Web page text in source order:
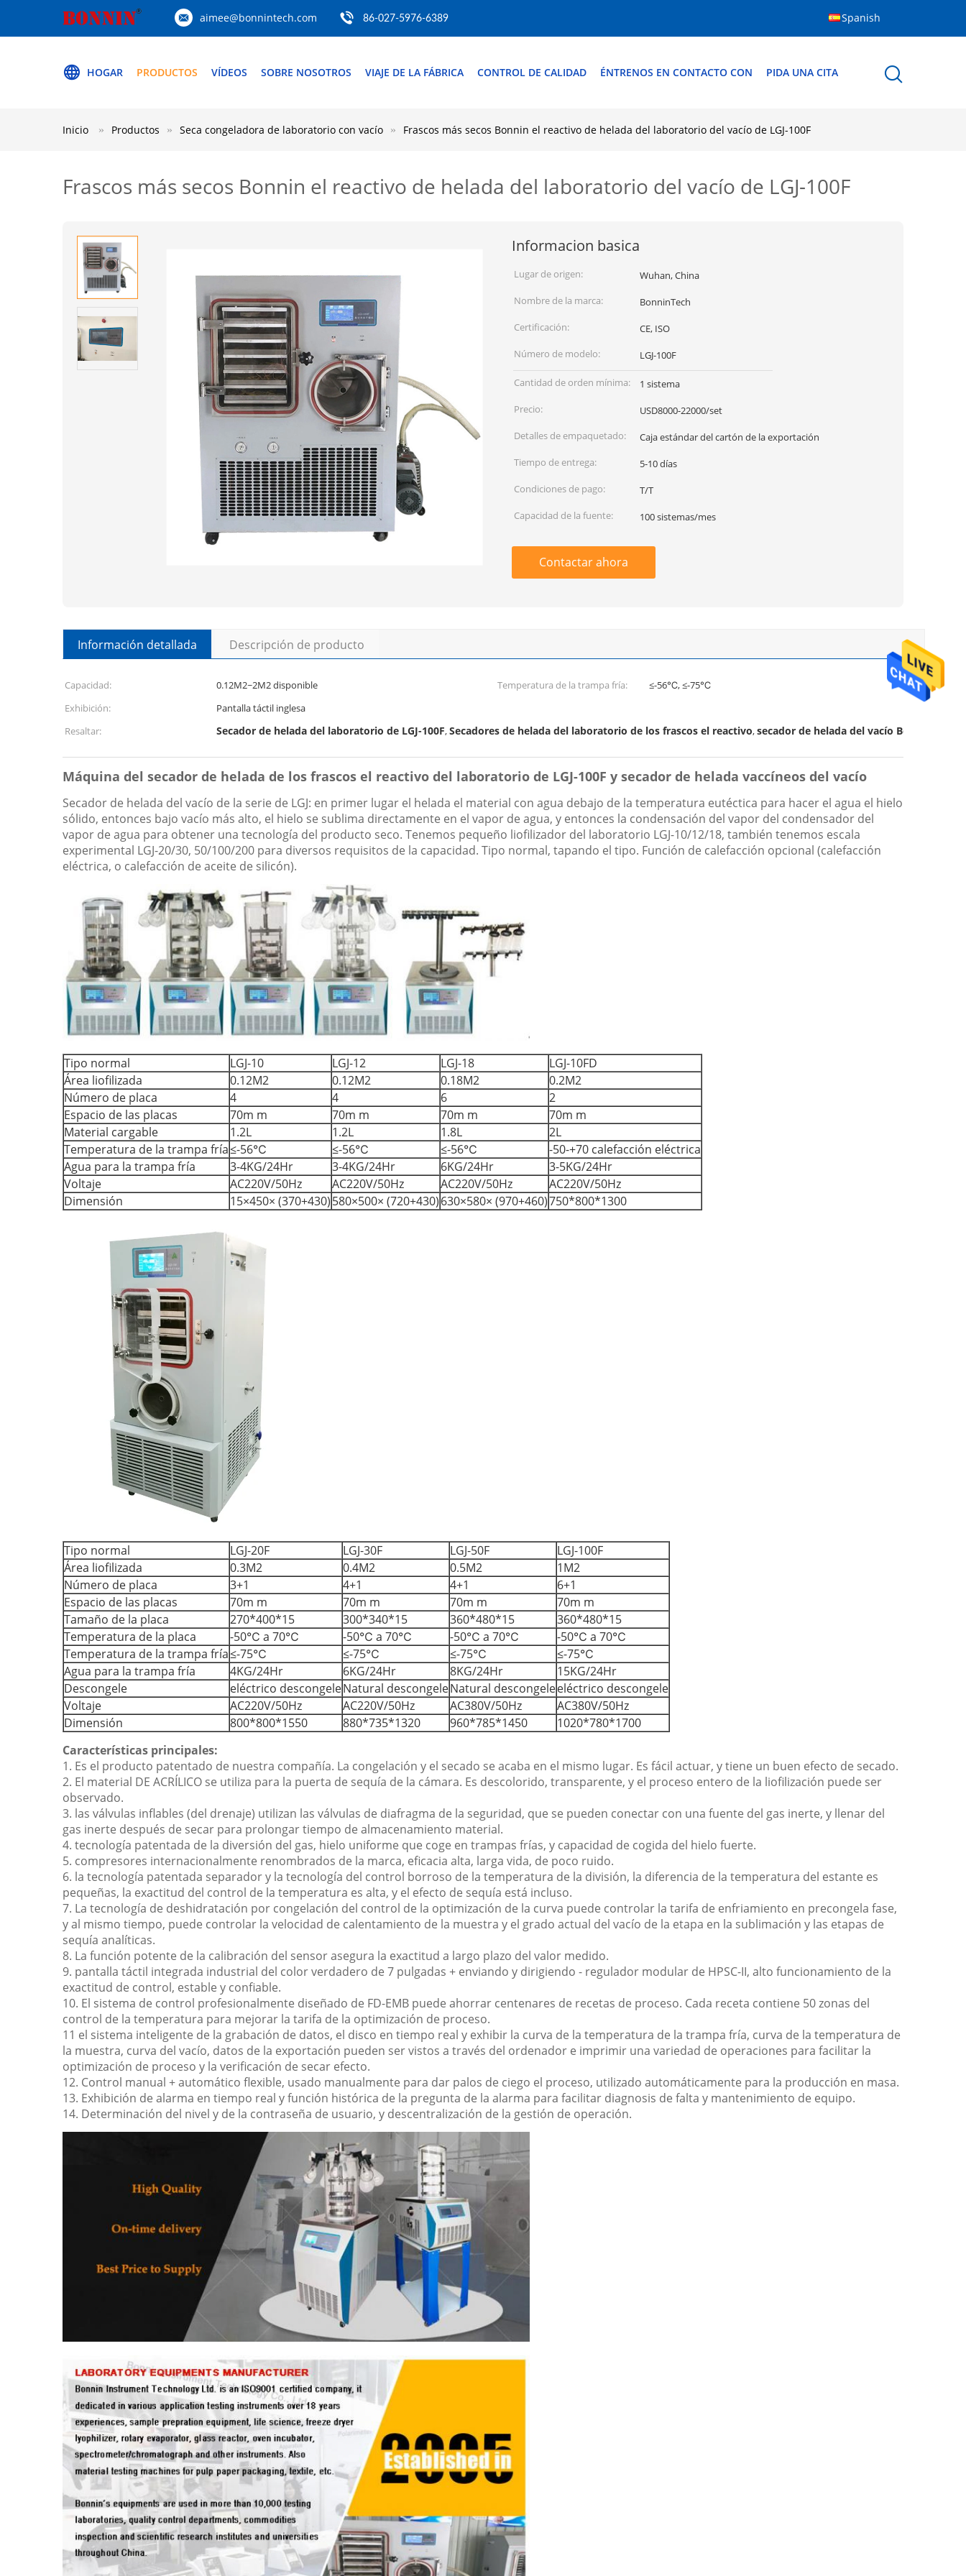
aimee@bonnintech.com 86-027-5976-6389 Spanish
HOGAR PRODUCTOS VÍDEOS SOBRE NOSOTROS VIAJE DE LA FÁBRICA CONTROL DE CALIDAD ÉNTRENOS EN CONTACTO CON PIDA UNA CITA
Inicio Productos Seca congeladora de laboratorio con vacío Frascos más secos Bonnin el reactivo de helada del laboratorio del vacío de LGJ-100F
Frascos más secos Bonnin el reactivo de helada del laboratorio del vacío de LGJ-100F
Informacion basica
Lugar de origen:
Wuhan, China
Nombre de la marca:
BonninTech
Certificación:
CE, ISO
Número de modelo:
LGJ-100F
Cantidad de orden mínima:
1 sistema
Precio:
USD8000-22000/set
Detalles de empaquetado:
Caja estándar del cartón de la exportación
Tiempo de entrega:
5-10 días
Condiciones de pago:
T/T
Capacidad de la fuente:
100 sistemas/mes
Contactar ahora
Información detallada Descripción de producto
Capacidad: 0.12M2~2M2 disponible Temperatura de la trampa fría:
≤-56℃, ≤-75℃
Exhibición:
Pantalla táctil inglesa
Resaltar:
Secador de helada del laboratorio de LGJ-100F,Secadores de helada del laboratorio de los frascos el reactivo,secador de helada del vacío Bonnin
Máquina del secador de helada de los frascos el reactivo del laboratorio de LGJ-100F y secador de helada vaccíneos del vacío
Secador de helada del vacío de la serie de LGJ: en primer lugar el helada el material con agua debajo de la temperatura eutéctica para hacer el agua el hielo
sólido, entonces bajo vacío más alto, el hielo se sublima directamente en el vapor de agua, y entonces la condensación del vapor del condensador del
vapor de agua para obtener una tecnología del producto seco. Tenemos pequeño liofilizador del laboratorio LGJ-10/12/18, también tenemos escala
experimental LGJ-20/30, 50/100/200 para diversos requisitos de la capacidad. Tipo normal, tapando el tipo. Función de calefacción opcional (calefacción
eléctrica, o calefacción de aceite de silicón).
Tipo normal LGJ-10 LGJ-12 LGJ-18
LGJ-10FD
Área liofilizada
0.12M2 0.12M2 0.18M2
0.2M2
Número de placa
4 4 6
2
Espacio de las placas
70m m 70m m 70m m
70m m
Material cargable
1.2L 1.2L 1.8L
2L
Temperatura de la trampa fría≤-56℃ ≤-56℃ ≤-56℃
-50-+70 calefacción eléctrica
Agua para la trampa fría
3-4KG/24Hr 3-4KG/24Hr 6KG/24Hr
3-5KG/24Hr
Voltaje
AC220V/50Hz AC220V/50Hz AC220V/50Hz
AC220V/50Hz
Dimensión
15×450× (370+430)580×500× (720+430)630×580× (970+460)750*800*1300
Tipo normal LGJ-20F LGJ-30F LGJ-50F
LGJ-100F
Área liofilizada
0.3M2 0.4M2 0.5M2
1M2
Número de placa
3+1 4+1 4+1
6+1
Espacio de las placas
70m m 70m m 70m m
70m m
Tamaño de la placa
270*400*15 300*340*15 360*480*15
360*480*15
Temperatura de la placa
-50℃ a 70℃ -50℃ a 70℃ -50℃ a 70℃
-50℃ a 70℃
Temperatura de la trampa fría≤-75℃ ≤-75℃ ≤-75℃
≤-75℃
Agua para la trampa fría
4KG/24Hr 6KG/24Hr 8KG/24Hr
15KG/24Hr
Descongele
eléctrico descongeleNatural descongeleNatural descongeleeléctrico descongele
Voltaje
AC220V/50Hz AC220V/50Hz AC380V/50Hz
AC380V/50Hz
Dimensión
800*800*1550 880*735*1320 960*785*1450
1020*780*1700
Características principales:
1. Es el producto patentado de nuestra compañía. La congelación y el secado se acaba en el mismo lugar. Es fácil actuar, y tiene un buen efecto de secado.
2. El material DE ACRÍLICO se utiliza para la puerta de sequía de la cámara. Es descolorido, transparente, y el proceso entero de la liofilización puede ser
observado.
3. las válvulas inflables (del drenaje) utilizan las válvulas de diafragma de la seguridad, que se pueden conectar con una fuente del gas inerte, y llenar del
gas inerte después de secar para prolongar tiempo de almacenamiento material.
4. tecnología patentada de la diversión del gas, hielo uniforme que coge en trampas frías, y capacidad de cogida del hielo fuerte.
5. compresores internacionalmente renombrados de la marca, eficacia alta, larga vida, de poco ruido.
6. la tecnología patentada separador y la tecnología del control borroso de la temperatura de la división, la diferencia de la temperatura del estante es
pequeñas, la exactitud del control de la temperatura es alta, y el efecto de sequía está incluso.
7. La tecnología de deshidratación por congelación del control de la optimización de la curva puede controlar la tarifa de enfriamiento en precongela fase,
y al mismo tiempo, puede controlar la velocidad de calentamiento de la muestra y el grado actual del vacío de la etapa en la sublimación y las etapas de
sequía analíticas.
8. La función potente de la calibración del sensor asegura la exactitud a largo plazo del valor medido.
9. pantalla táctil integrada industrial del color verdadero de 7 pulgadas + enviando y dirigiendo - regulador modular de HPSC-II, alto funcionamiento de la
exactitud de control, estable y confiable.
10. El sistema de control profesionalmente diseñado de FD-EMB puede ahorrar centenares de recetas de proceso. Cada receta contiene 50 zonas del
control de la temperatura para mejorar la tarifa de la optimización de proceso.
11 el sistema inteligente de la grabación de datos, el disco en tiempo real y exhibir la curva de la temperatura de la trampa fría, curva de la temperatura de
la muestra, curva del vacío, datos de la exportación pueden ser vistos a través del ordenador e imprimir una variedad de operaciones para facilitar la
optimización de proceso y la verificación de secar efecto.
12. Control manual + automático flexible, usado manualmente para dar palos de ciego el proceso, utilizado automáticamente para la producción en masa.
13. Exhibición de alarma en tiempo real y función histórica de la pregunta de la alarma para facilitar diagnosis de falta y mantenimiento de equipo.
14. Determinación del nivel y de la contraseña de usuario, y descentralización de la gestión de operación.